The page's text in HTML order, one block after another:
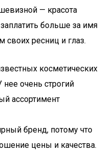
— красота
больше за имя
своих ресниц и глаз.
косметических
очень строгий
ассортимент
бренд, потому что
цены и качества.